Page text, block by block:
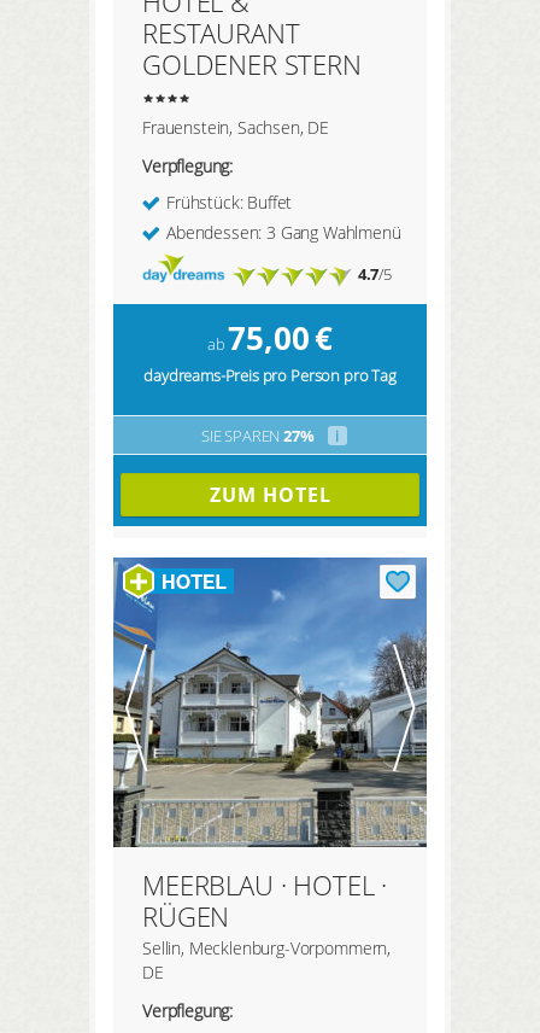
RESTAURANT
GOLDENER STERN
Frauenstein, Sachsen, DE
Verpflegung:
Frühstück: Buffet
Abendessen: 3 Gang Wahlmenü
4.7/5
ab75,00€
daydreams-Preis pro Person pro Tag
SIE SPAREN 27% i
ZUM HOTEL
MEERBLAU · HOTEL ·
RÜGEN
Sellin, Mecklenburg-Vorpommern,
DE
Verpflegung: